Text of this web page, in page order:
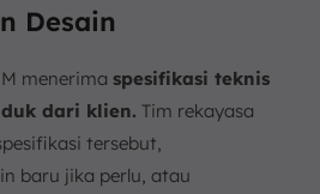
Desain
menerima spesifikasi teknis
dari klien. Tim rekayasa
tersebut,
baru jika perlu, atau